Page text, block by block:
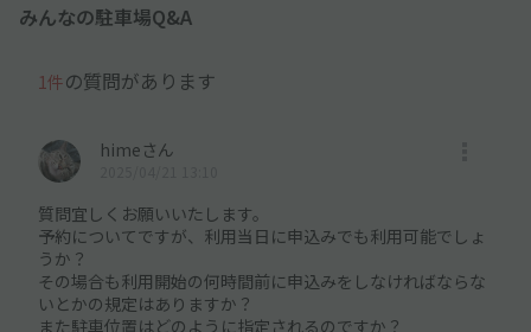
みんなの駐車場Q&A
1件の質問があります
himeさん
質問宜しくお願いいたします。
予約についてですが、利用当日に申込みでも利用可能でしょ
うか？
その場合も利用開始の何時間前に申込みをしなければならな
いとかの規定はありますか？
また駐車位置はどのように指定されるのですか？